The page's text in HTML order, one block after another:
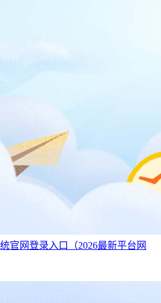
官网登录入口（2026最新平台网